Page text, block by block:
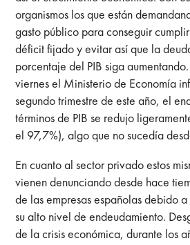
organismos los que están
gasto público para conseguir
déficit fijado y evitar así que la
porcentaje del PIB siga
viernes el Ministerio de Economía
segundo trimestre de este año, el
términos de PIB se redujo
el 97,7%), algo que no sucedía
En cuanto al sector privado estos
vienen denunciando desde hace
de las empresas españolas debido
su alto nivel de endeudamiento.
de la crisis económica, durante los